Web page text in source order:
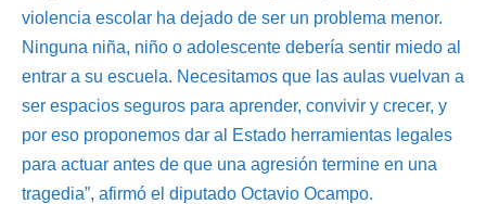
violencia escolar ha dejado de ser un problema menor.
Ninguna niña, niño o adolescente debería sentir miedo al
entrar a su escuela. Necesitamos que las aulas vuelvan a
ser espacios seguros para aprender, convivir y crecer, y
por eso proponemos dar al Estado herramientas legales
para actuar antes de que una agresión termine en una
tragedia”, afirmó el diputado Octavio Ocampo.